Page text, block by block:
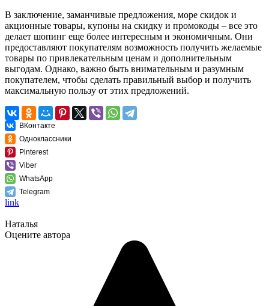
В заключение, заманчивые предложения, море скидок и
акционные товары, купоны на скидку и промокоды – все это
делает шопинг еще более интересным и экономичным. Они
предоставляют покупателям возможность получить желаемые
товары по привлекательным ценам и дополнительным
выгодам. Однако, важно быть внимательным и разумным
покупателем, чтобы сделать правильный выбор и получить
максимальную пользу от этих предложений.
ВКонтакте
Одноклассники
Pinterest
Viber
WhatsApp
Telegram
link
Наталья
Оцените автора